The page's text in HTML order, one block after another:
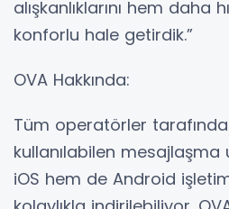
alışkanlıklarını hem daha
konforlu hale getirdik.”
OVA Hakkında:
Tüm operatörler
kullanılabilen mesajlaşma
iOS hem de Android